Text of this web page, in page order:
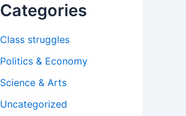
Categories
Class struggles
Politics & Economy
Science & Arts
Uncategorized